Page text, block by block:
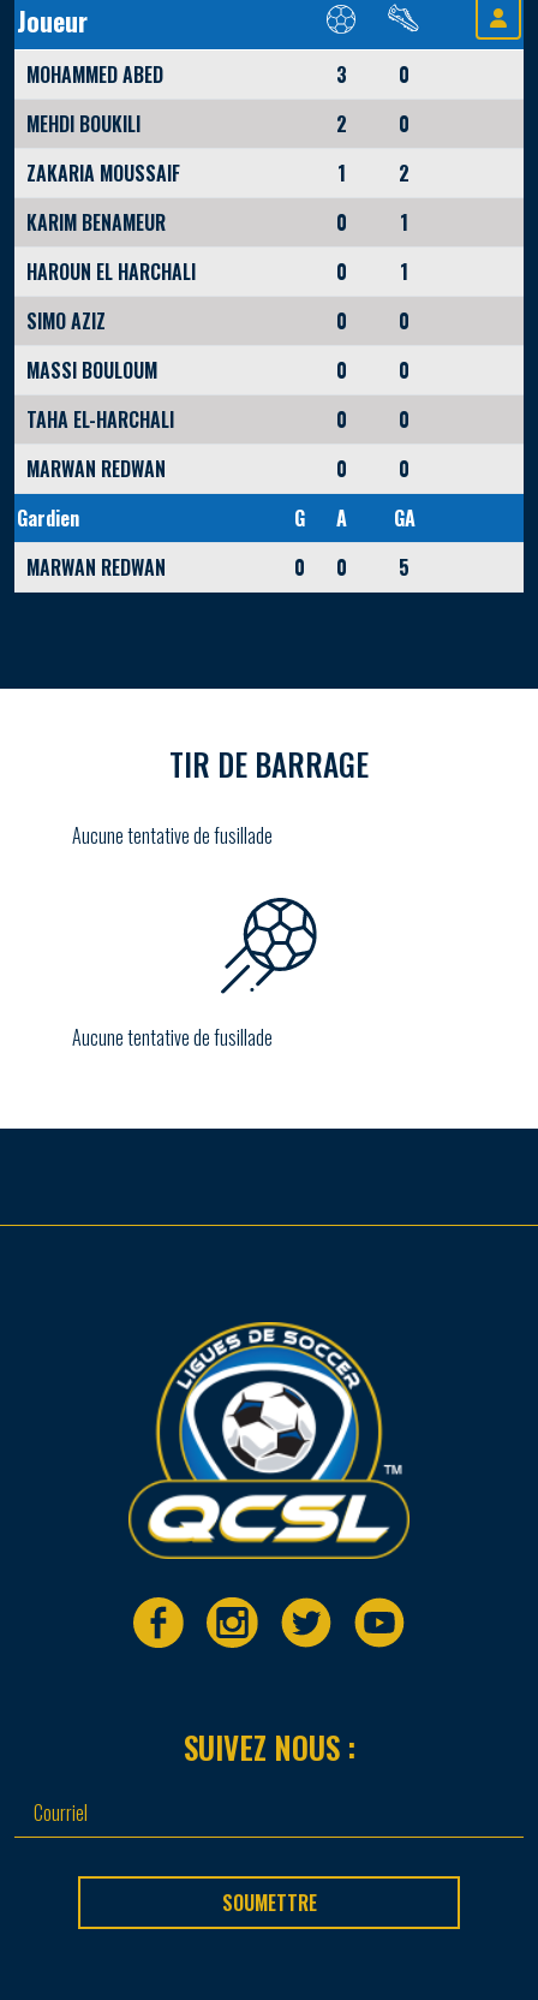
Joueur
MOHAMMED ABED 3
0
MEHDI BOUKILI
2
0
ZAKARIA MOUSSAIF
1
2
KARIM BENAMEUR
0
1
HAROUN EL HARCHALI
0
1
SIMO AZIZ
0
0
MASSI BOULOUM
0
0
TAHA EL-HARCHALI
0
0
MARWAN REDWAN
0
0
Gardien
G A
GA
MARWAN REDWAN
0 0 5
TIR DE BARRAGE
Aucune tentative de fusillade
Aucune tentative de fusillade
SUIVEZ NOUS :
SOUMETTRE